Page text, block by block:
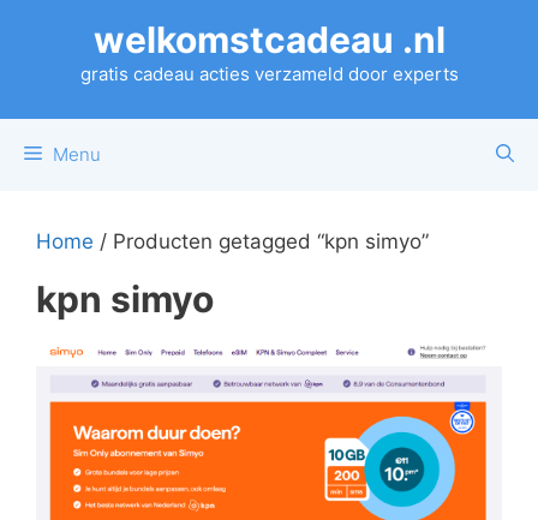
welkomstcadeau .nl
gratis cadeau acties verzameld door experts
Menu
Home / Producten getagged “kpn simyo”
kpn simyo